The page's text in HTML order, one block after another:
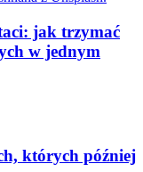
jak trzymać
w jednym
których później